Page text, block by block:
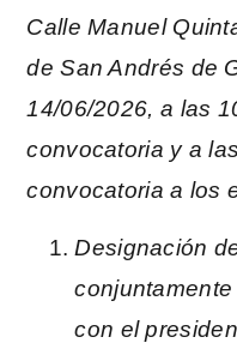
Calle Manuel
de San Andrés de
14/06/2026, a las
convocatoria y a
convocatoria a los
Designación
con el